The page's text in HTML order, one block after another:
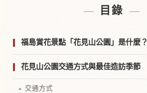
目錄
福島賞花景點「花見山公園」是什麼？
花見山公園交通方式與最佳造訪季節
交通方式